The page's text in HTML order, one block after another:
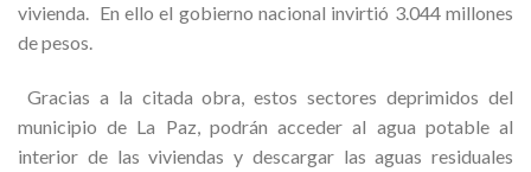
vivienda. En ello el gobierno nacional invirtió 3.044 millones
de pesos.
Gracias a la citada obra, estos sectores deprimidos del
municipio de La Paz, podrán acceder al agua potable al
interior de las viviendas y descargar las aguas residuales